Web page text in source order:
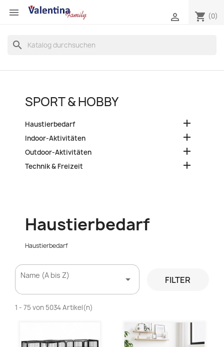
 shopping_cart (0)

search
SPORT & HOBBY
Haustierbedarf 
Indoor-Aktivitäten 
Outdoor-Aktivitäten 
Technik & Freizeit 
Haustierbedarf
Haustierbedarf
Name (A bis Z)  FILTER
1 - 75 von 5034 Artikel(n)